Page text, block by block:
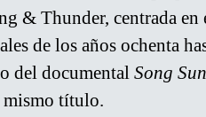
& Thunder, centrada
de los años ochenta
del documental Song
mismo título.